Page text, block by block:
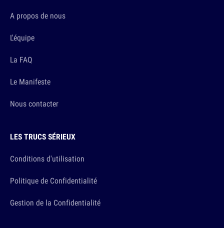
A propos de nous
L'équipe
La FAQ
Le Manifeste
Nous contacter
LES TRUCS SÉRIEUX
Conditions d'utilisation
Politique de Confidentialité
Gestion de la Confidentialité